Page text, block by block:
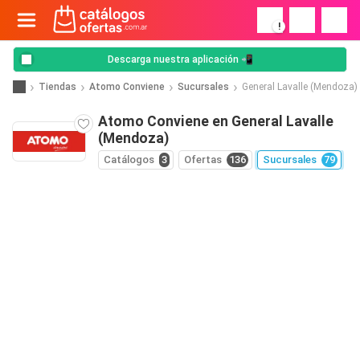
!
Descarga nuestra aplicación 📲
Tiendas Atomo Conviene Sucursales General Lavalle (Mendoza)
Atomo Conviene en General Lavalle
(Mendoza)
Catálogos 3 Ofertas 136 Sucursales 79